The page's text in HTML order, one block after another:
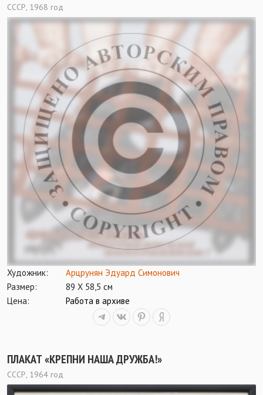
СССР, 1968 год
Художник:
Арцрунян Эдуард Симонович
Размер:
89 Х 58,5 см
Цена:
Работа в архиве
ПЛАКАТ «КРЕПНИ НАША ДРУЖБА!»
СССР, 1964 год